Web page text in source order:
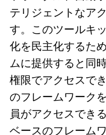
テリジェントなア
す。このツールキ
化を民主化するた
ムに提供すると同
権限でアクセスで
のフレームワーク
員がアクセスでき
ベースのフレーム